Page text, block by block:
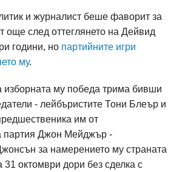
и журналист беше фаворит за
още след оттеглянето на Дейвид
години, но партийните игри
му.
изборната му победа трима бивши
- лейбъристите Тони Блеър и
им от
партия Джон Мейджър -
за намерението му страната
октомври дори без сделка с